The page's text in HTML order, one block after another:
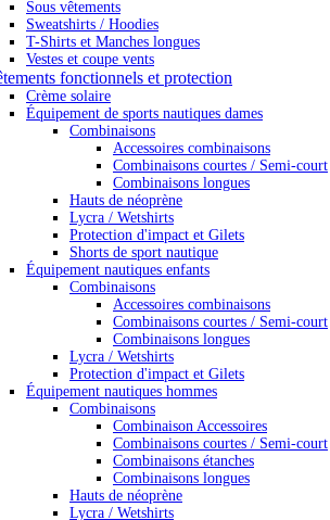
Sous vêtements
Sweatshirts / Hoodies
T-Shirts et Manches longues
Vestes et coupe vents
fonctionnels et protection
Crème solaire
Équipement de sports nautiques dames
Combinaisons
Accessoires combinaisons
Combinaisons courtes / Semi-court
Combinaisons longues
Hauts de néoprène
Lycra / Wetshirts
Protection d'impact et Gilets
Shorts de sport nautique
Équipement nautiques enfants
Combinaisons
Accessoires combinaisons
Combinaisons courtes / Semi-court
Combinaisons longues
Lycra / Wetshirts
Protection d'impact et Gilets
Équipement nautiques hommes
Combinaisons
Combinaison Accessoires
Combinaisons courtes / Semi-court
Combinaisons étanches
Combinaisons longues
Hauts de néoprène
Lycra / Wetshirts